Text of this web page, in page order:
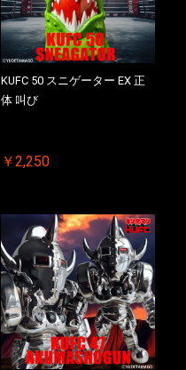
KUFC 50 スニゲーター EX 正
体 叫び
￥2,250